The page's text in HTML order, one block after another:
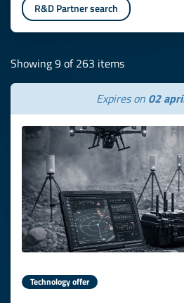
R&D Partner search
Showing 9 of 263 items
Expires on 02
Technology offer